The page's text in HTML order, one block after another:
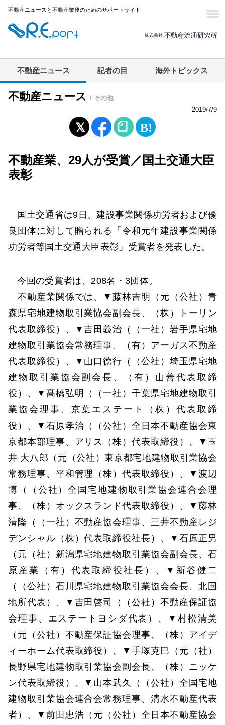
不動産ニュースと不動産業務のためのサポートサイト
不動産ニュース 記者の目 海外トピックス
不動産ニュース / その他
2019/7/9
不動産業、29人が受賞／国土交通大臣
表彰
国土交通省は9日、建設事業関係功労者および優
良団体に対して贈られる「令和元年建設事業関係
功労者等国土交通大臣表彰」受賞者を発表した。
今回の受賞者は、208名・3団体。
不動産業関係では、▼藤林吉明（元（公社）青
森県宅地建物取引業協会副会長、（株）トーリン
代表取締役）、▼吉田義治（（一社）岩手県宅地
建物取引業協会常務理事、（有）アーガス不動産
代表取締役）、▼山口德行（（公社）埼玉県宅地
建物取引業協会副会長、（有）山善代表取締
役）、▼髙橋弘明（（一社）千葉県宅地建物取引
業協会理事、京葉エステート（株）代表取締
役）、▼石原孝治（（公社）全日本不動産協会東
京都本部理事、アリス（株）代表取締役）、▼玉
井 大八郎（元（公社）東京都宅地建物取引業協会
常務理事、平和管理（株）代表取締役）、▼渡辺
博（（公社）全国宅地建物取引業協会連合会理
事、（株）オックスランド代表取締役）、▼藤林
清隆（（一社）不動産協会理事、三井不動産レジ
デンシャル（株）代表取締役社長）、▼石原正男
（元（社）新潟県宅地建物取引業協会副会長、石
原産業（有）代表取締役社長）、▼新谷健二
（（公社）石川県宅地建物取引業協会会長、北国
地所代表）、▼吉田啓司（（公社）不動産保証協
会理事、エステートヨシダ代表）、▼村松清美
（元（公社）不動産保証協会理事、（株）アイデ
ィーホーム代表取締役）、▼手塚克巳（元（社）
長野県宅地建物取引業協会副会長、（株）ニッケ
ン代表取締役）、▼山本武久（（公社）全国宅地
建物取引業協会連合会常務理事、清水不動産代表
者）、▼前田忠浩（元（公社）全日本不動産協会